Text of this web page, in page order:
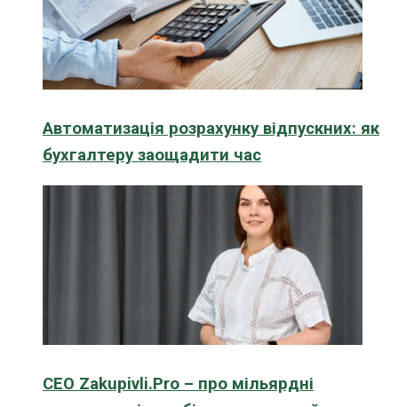
Автоматизація розрахунку відпускних: як
бухгалтеру заощадити час
CEO Zakupivli.Pro – про мільярдні